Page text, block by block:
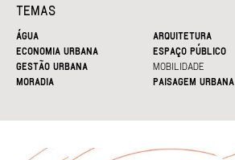
TEMAS
ÁGUA
ARQUITETURA
ECONOMIA URBANA
ESPAÇO PÚBLICO
GESTÃO URBANA
MOBILIDADE
MORADIA
PAISAGEM URBANA